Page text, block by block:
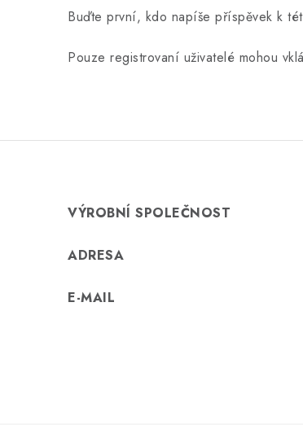
Buďte první, kdo napíše příspěvek k
Pouze registrovaní uživatelé mohou
VÝROBNÍ SPOLEČNOST
ADRESA
E-MAIL